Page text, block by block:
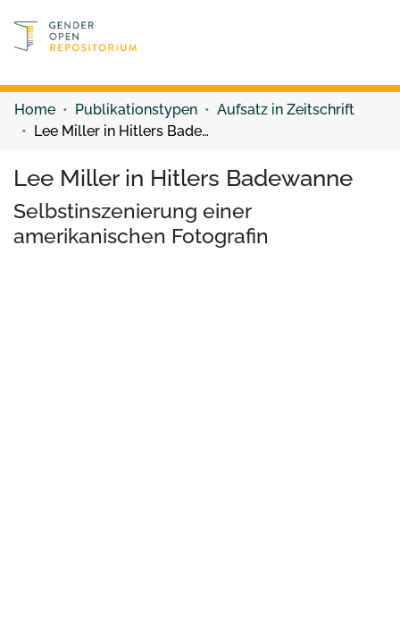
Discover content
Home Publikationstypen
Aufsatz in Zeitschrift
Lee Miller in Hitlers Badewanne
Lee Miller in Hitlers Badewanne
Selbstinszenierung einer
amerikanischen Fotografin